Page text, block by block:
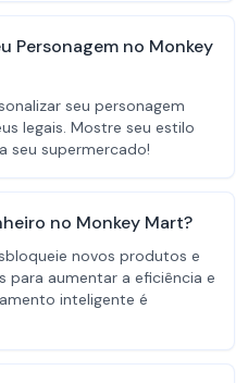
Personagem no Monkey
seu personagem
legais. Mostre seu estilo
seu supermercado!
no Monkey Mart?
novos produtos e
para aumentar a eficiência e
inteligente é